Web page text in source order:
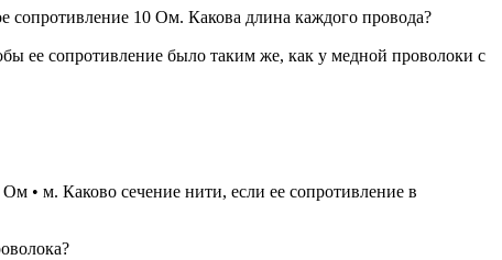
сопротивление 10 Ом. Какова длина каждого провода?
ее сопротивление было таким же, как у медной проволоки с
• м. Каково сечение нити, если ее сопротивление в